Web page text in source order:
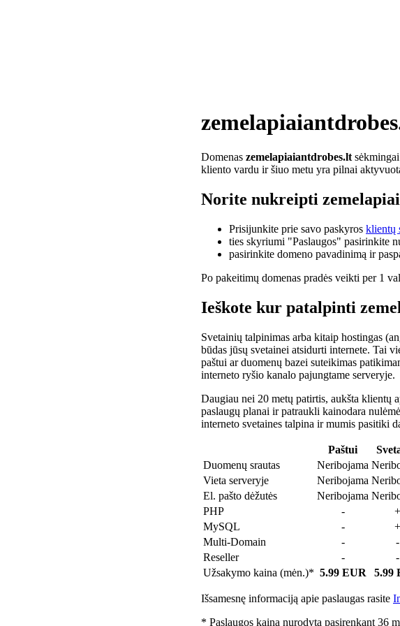
Domenas zemelapiaiantdrobes.lt
kliento vardu ir šiuo metu yra pilnai
Norite nukreipti
Prisijunkite prie savo paskyros klientų
ties skyriumi "Paslaugos" pasirinkite
pasirinkite domeno pavadinimą ir
Po pakeitimų domenas pradės veikti per 1
Ieškote kur patalpinti
Svetainių talpinimas arba kitaip hostingas
būdas jūsų svetainei atsidurti internete. Tai
paštui ar duomenų bazei suteikimas
interneto ryšio kanalo pajungtame serveryje.
Daugiau nei 20 metų patirtis, aukšta klientų
paslaugų planai ir patraukli kainodara
interneto svetaines talpina ir mumis pasitiki
Paštui
Duomenų srautas
Neribojama
Vieta serveryje
Neribojama
El. pašto dėžutės
Neribojama
PHP
- +
MySQL
- +
Multi-Domain
- -
Reseller
- -
Užsakymo kaina (mėn.)* 5.99 EUR 5.99
Išsamesnę informaciją apie paslaugas rasite
* Paslaugos kaina nurodyta pasirenkant 36